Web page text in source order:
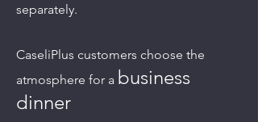
separately.
CaseliPlus customers choose the
atmosphere for a business
dinner